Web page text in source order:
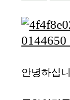
본문
안녕하십